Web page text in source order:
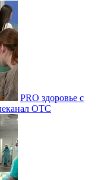
PRO здоровье с
ОТС